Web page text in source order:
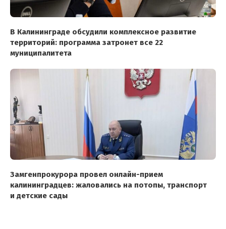
В Калининграде обсудили комплексное развитие
территорий: программа затронет все 22
муниципалитета
Замгенпрокурора провел онлайн-прием
калининградцев: жаловались на потопы, транспорт
и детские сады